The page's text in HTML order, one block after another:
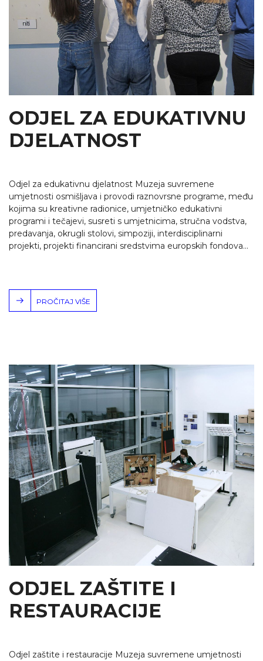
ODJEL ZA EDUKATIVNU
DJELATNOST
Odjel za edukativnu djelatnost Muzeja suvremene
umjetnosti osmišljava i provodi raznovrsne programe, među
kojima su kreativne radionice, umjetničko edukativni
programi i tečajevi, susreti s umjetnicima, stručna vodstva,
predavanja, okrugli stolovi, simpoziji, interdisciplinarni
projekti, projekti financirani sredstvima europskih fondova...
PROČITAJ VIŠE
ODJEL ZAŠTITE I
RESTAURACIJE
Odjel zaštite i restauracije Muzeja suvremene umjetnosti